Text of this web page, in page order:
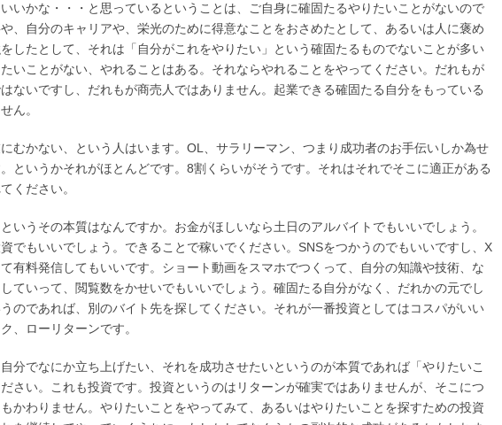
いかな・・・と思っているということは、ご自身に確固たるやりたいことがないので
、自分のキャリアや、栄光のために得意なことをおさめたとして、あるいは人に褒め
したとして、それは「自分がこれをやりたい」という確固たるものでないことが多い
いことがない、やれることはある。それならやれることをやってください。だれもが
ないですし、だれもが商売人ではありません。起業できる確固たる自分をもっている
ん。
むかない、という人はいます。OL、サラリーマン、つまり成功者のお手伝いしか為せ
というかそれがほとんどです。8割くらいがそうです。それはそれでそこに適正がある
ください。
いうその本質はなんですか。お金がほしいなら土日のアルバイトでもいいでしょう。
でもいいでしょう。できることで稼いでください。SNSをつかうのでもいいですし、X
有料発信してもいいです。ショート動画をスマホでつくって、自分の知識や技術、な
ていって、閲覧数をかせいでもいいでしょう。確固たる自分がなく、だれかの元でし
のであれば、別のバイト先を探してください。それが一番投資としてはコスパがいい
、ローリターンです。
分でなにか立ち上げたい、それを成功させたいというのが本質であれば「やりたいこ
さい。これも投資です。投資というのはリターンが確実ではありませんが、そこにつ
かわりません。やりたいことをやってみて、あるいはやりたいことを探すための投資